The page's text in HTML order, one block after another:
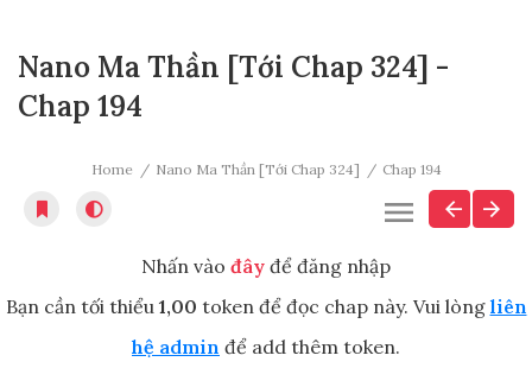
Nano Ma Thần [Tới Chap 324] -
Chap 194
Home Nano Ma Thần [Tới Chap 324] Chap 194
Nhấn vào đây để đăng nhập
Bạn cần tối thiểu 1,00 token để đọc chap này. Vui lòng liên
hệ admin để add thêm token.